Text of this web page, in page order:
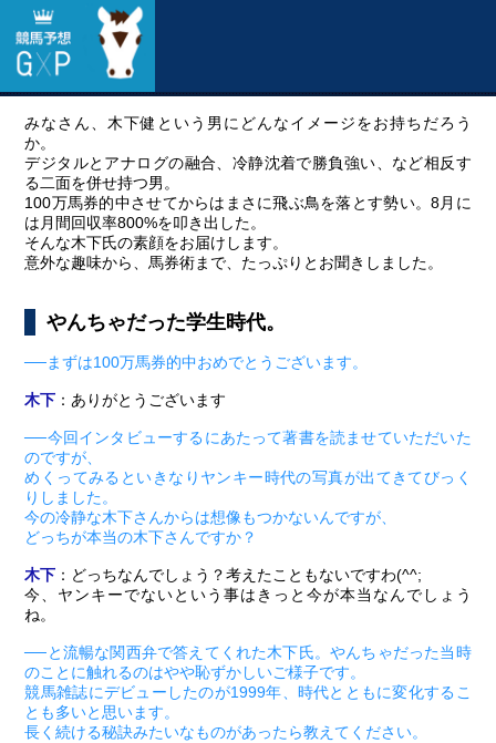
みなさん、木下健という男にどんなイメージをお持ちだろう
か。
デジタルとアナログの融合、冷静沈着で勝負強い、など相反す
る二面を併せ持つ男。
100万馬券的中させてからはまさに飛ぶ鳥を落とす勢い。8月に
は月間回収率800%を叩き出した。
そんな木下氏の素顔をお届けします。
意外な趣味から、馬券術まで、たっぷりとお聞きしました。
やんちゃだった学生時代。
──まずは100万馬券的中おめでとうございます。
木下 ：ありがとうございます
──今回インタビューするにあたって著書を読ませていただいた
のですが、
めくってみるといきなりヤンキー時代の写真が出てきてびっく
りしました。
今の冷静な木下さんからは想像もつかないんですが、
どっちが本当の木下さんですか？
木下 ：どっちなんでしょう？考えたこともないですわ(^^;
今、ヤンキーでないという事はきっと今が本当なんでしょう
ね。
──と流暢な関西弁で答えてくれた木下氏。やんちゃだった当時
のことに触れるのはやや恥ずかしいご様子です。
競馬雑誌にデビューしたのが1999年、時代とともに変化するこ
とも多いと思います。
長く続ける秘訣みたいなものがあったら教えてください。